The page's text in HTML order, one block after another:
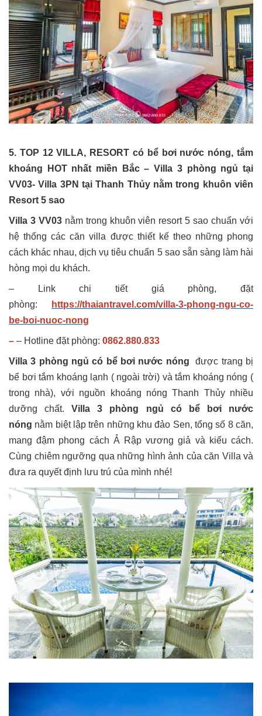
5. TOP 12 VILLA, RESORT có bể bơi nước nóng, tắm
khoáng HOT nhất miền Bắc – Villa 3 phòng ngủ tại
VV03- Villa 3PN tại Thanh Thủy nằm trong khuôn viên
Resort 5 sao
Villa 3 VV03 nằm trong khuôn viên resort 5 sao chuẩn với
hệ thống các căn villa được thiết kế theo những phong
cách khác nhau, dịch vụ tiêu chuẩn 5 sao sẵn sàng làm hài
hòng mọi du khách.
– Link chi tiết giá phòng, đặt
phòng:
https://thaiantravel.com/villa-3-phong-ngu-co-
be-boi-nuoc-nong
– – Hotline đặt phòng: 0862.880.833
Villa 3 phòng ngủ có bể bơi nước nóng
được trang bị
bể bơi tắm khoáng lạnh ( ngoài trời) và tắm khoáng nóng (
trong nhà), với nguồn khoáng nóng Thanh Thủy nhiều
dưỡng chất.Villa 3 phòng ngủ có bể bơi nước
nóng nằm biệt lập trên những khu đảo Sen, tổng số 8 căn,
mang đậm phong cách Ả Rập vương giả và kiểu cách.
Cùng chiêm ngưỡng qua những hình ảnh của căn Villa và
đưa ra quyết định lưu trú của mình nhé!